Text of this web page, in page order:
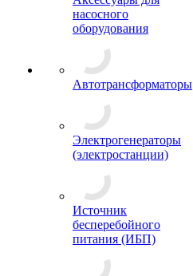
насосного
оборудования
Автотрансформаторы
Электрогенераторы
(электростанции)
Источник
бесперебойного
питания (ИБП)